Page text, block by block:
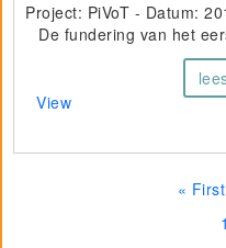
Project: PiVoT - Datum:
De fundering van het
View
« First
1